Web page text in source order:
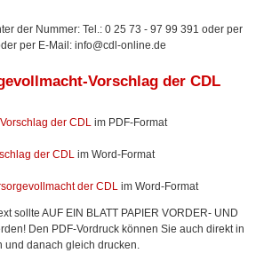
der Nummer: Tel.: 0 25 73 - 97 99 391 oder per
per E-Mail: info@cdl-online.de
Vorschlag der CDL
der CDL im PDF-Format
der CDL im Word-Format
der CDL im Word-Format
sollte AUF EIN BLATT PAPIER VORDER- UND
Den PDF-Vordruck können Sie auch direkt in
und danach gleich drucken.